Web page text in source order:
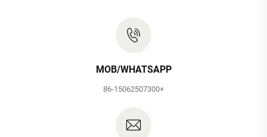
MOB/WHATSAPP
+86-15062507300